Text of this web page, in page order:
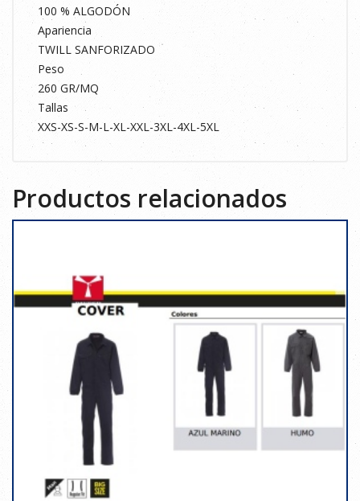
100 % ALGODÓN
Apariencia
TWILL SANFORIZADO
Peso
260 GR/MQ
Tallas
XXS-XS-S-M-L-XL-XXL-3XL-4XL-5XL
Productos relacionados